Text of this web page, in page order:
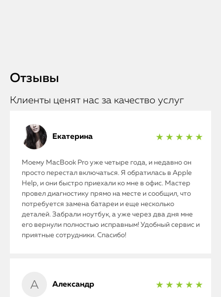
Отзывы
Клиенты ценят нас за качество услуг
Екатерина ★ ★ ★ ★ ★
Моему MacBook Pro уже четыре года, и недавно он
просто перестал включаться. Я обратилась в Apple
Help, и они быстро приехали ко мне в офис. Мастер
провел диагностику прямо на месте и сообщил, что
потребуется замена батареи и еще несколько
деталей. Забрали ноутбук, а уже через два дня мне
его вернули полностью исправным! Удобный сервис и
приятные сотрудники. Спасибо!
Александр ★ ★ ★ ★ ★